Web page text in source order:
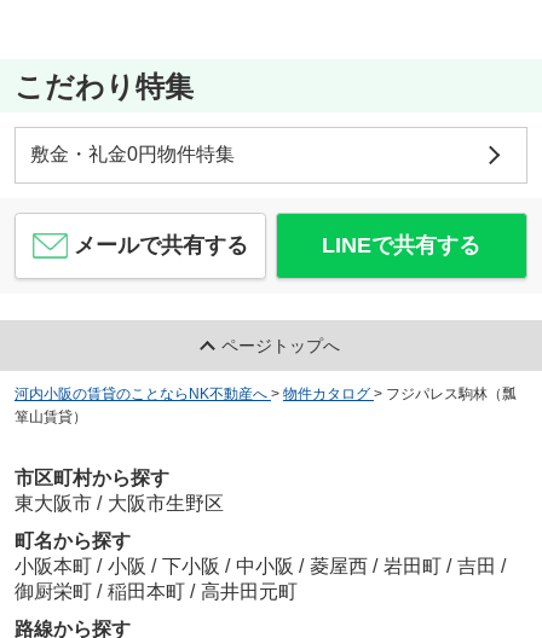
こだわり特集
敷金・礼金0円物件特集
メールで共有する LINEで共有する
ページトップへ
河内小阪の賃貸のことならNK不動産へ > 物件カタログ > フジパレス駒林（瓢
箪山賃貸）
市区町村から探す
東大阪市 / 大阪市生野区
町名から探す
小阪本町 / 小阪 / 下小阪 / 中小阪 / 菱屋西 / 岩田町 / 吉田 /
御厨栄町 / 稲田本町 / 高井田元町
路線から探す